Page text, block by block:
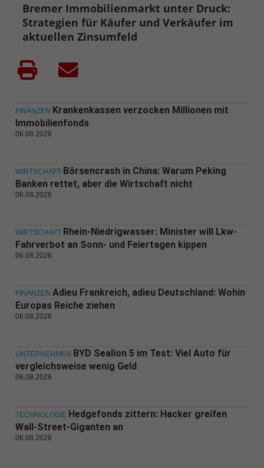
Bremer Immobilienmarkt unter Druck:
Strategien für Käufer und Verkäufer im
aktuellen Zinsumfeld
FINANZEN Krankenkassen verzocken Millionen mit
Immobilienfonds
06.08.2026
WIRTSCHAFT Börsencrash in China: Warum Peking
Banken rettet, aber die Wirtschaft nicht
06.08.2026
WIRTSCHAFT Rhein-Niedrigwasser: Minister will Lkw-
Fahrverbot an Sonn- und Feiertagen kippen
06.08.2026
FINANZEN Adieu Frankreich, adieu Deutschland: Wohin
Europas Reiche ziehen
06.08.2026
UNTERNEHMEN BYD Sealion 5 im Test: Viel Auto für
vergleichsweise wenig Geld
06.08.2026
TECHNOLOGIE Hedgefonds zittern: Hacker greifen
Wall-Street-Giganten an
06.08.2026